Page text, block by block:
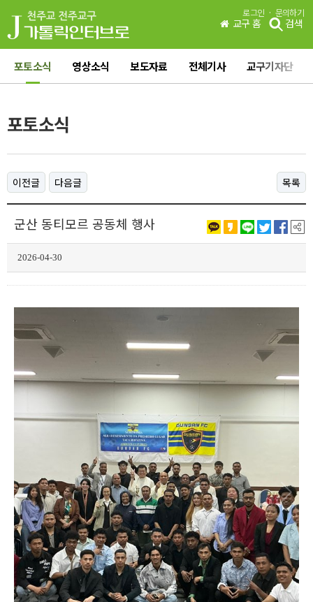
로그인 · 문의하기
교구 홈 검색
포토소식 영상소식 보도자료 전체기사 교구기자단
포토소식
이전글 다음글 목록
군산 동티모르 공동체 행사
2026-04-30